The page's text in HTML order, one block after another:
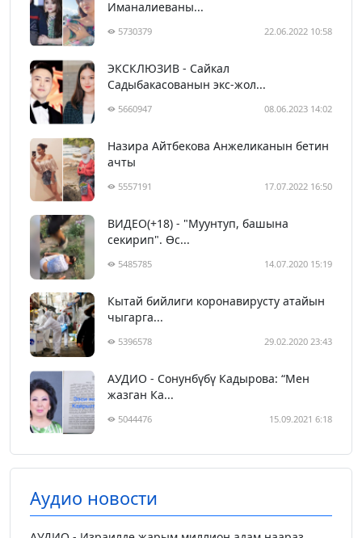
Иманалиеваны...
5730379 22.06.2022 10:58
ЭКСКЛЮЗИВ - Сайкал
Садыбакасованын экс-жол...
5660947 08.06.2023 14:02
Назира Айтбекова Анжеликанын бетин
ачты
5557191 17.07.2022 16:50
ВИДЕО(+18) - "Муунтуп, башына
секирип". Өс...
5485785 14.07.2020 15:19
Кытай бийлиги коронавирусту атайын
чыгарга...
5396578 29.02.2020 23:43
АУДИО - Сонунбүбү Кадырова: “Мен
жазган Ка...
5044476 15.09.2021 6:18
Аудио новости